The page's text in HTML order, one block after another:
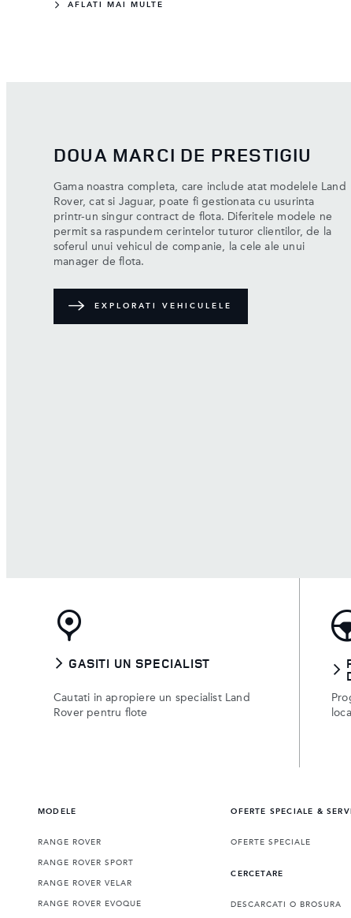
AFLATI MAI MULTE
DOUA MARCI DE PRESTIGIU
Gama noastra completa, care include atat modelele Land
Rover, cat si Jaguar, poate fi gestionata cu usurinta
printr-un singur contract de flota. Diferitele modele ne
permit sa raspundem cerintelor tuturor clientilor, de la
soferul unui vehicul de companie, la cele ale unui
manager de flota.
EXPLORATI VEHICULELE
GASITI UN SPECIALIST
Cautati in apropiere un specialist Land
Rover pentru flote
MODELE
RANGE ROVER
RANGE ROVER SPORT
RANGE ROVER VELAR
RANGE ROVER EVOQUE
OFERTE SPECIALE &
OFERTE SPECIALE
CERCETARE
DESCARCATI O BROSURA